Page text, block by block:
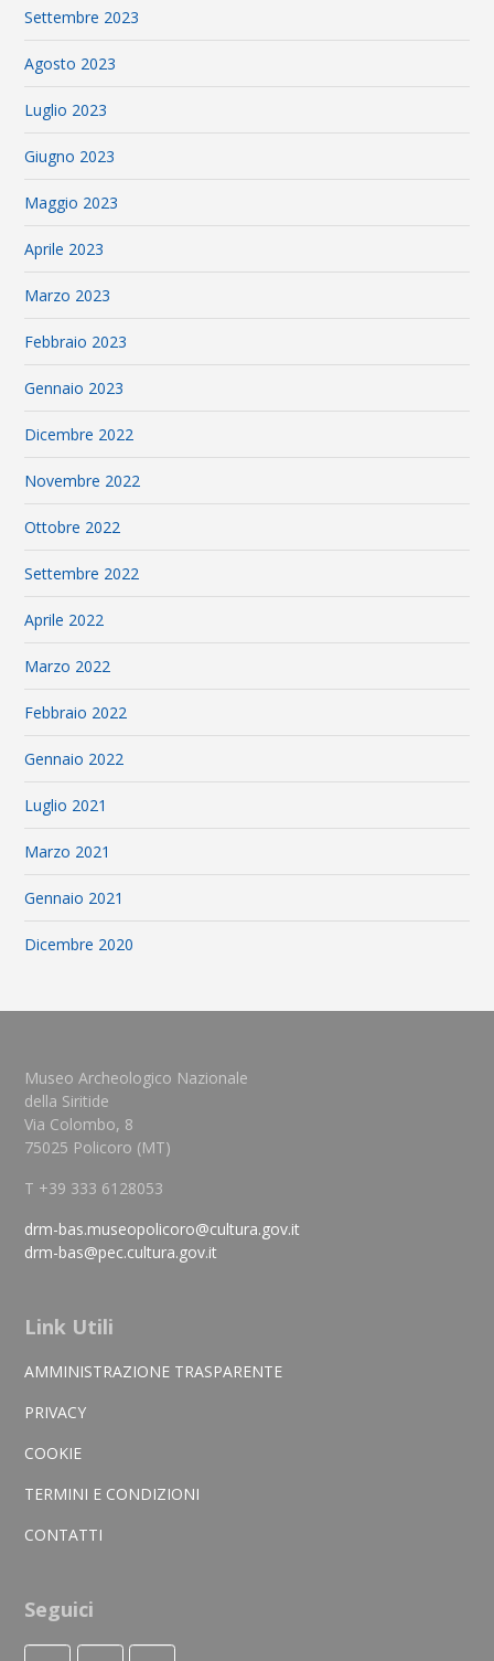
Settembre 2023
Agosto 2023
Luglio 2023
Giugno 2023
Maggio 2023
Aprile 2023
Marzo 2023
Febbraio 2023
Gennaio 2023
Dicembre 2022
Novembre 2022
Ottobre 2022
Settembre 2022
Aprile 2022
Marzo 2022
Febbraio 2022
Gennaio 2022
Luglio 2021
Marzo 2021
Gennaio 2021
Dicembre 2020
Museo Archeologico Nazionale
della Siritide
Via Colombo, 8
75025 Policoro (MT)
T +39 333 6128053
drm-bas.museopolicoro@cultura.gov.it
drm-bas@pec.cultura.gov.it
Link Utili
AMMINISTRAZIONE TRASPARENTE
PRIVACY
COOKIE
TERMINI E CONDIZIONI
CONTATTI
Seguici